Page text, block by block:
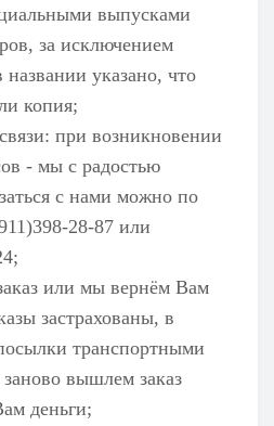
выпусками
за исключением
названии указано, что
копия;
при возникновении
- мы с радостью
с нами можно по
28-87 или
или мы вернём Вам
застрахованы, в
транспортными
вышлем заказ
деньги;